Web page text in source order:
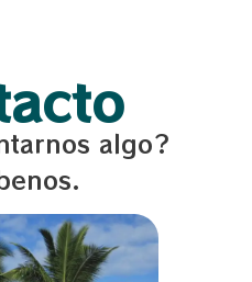
algo?